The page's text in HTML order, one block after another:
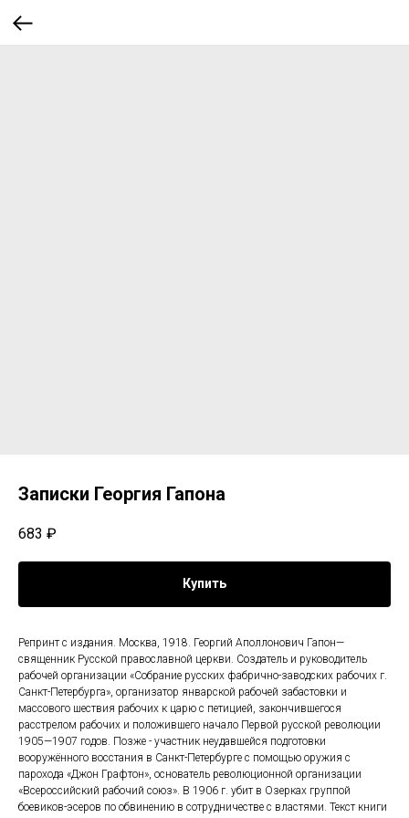
Записки Георгия Гапона
683 ₽
Купить
Репринт с издания. Москва, 1918. Георгий Аполлонович Гапон—
священник Русской православной церкви. Создатель и руководитель
рабочей организации «Собрание русских фабрично-заводских рабочих г.
Санкт-Петербурга», организатор январской рабочей забастовки и
массового шествия рабочих к царю с петицией, закончившегося
расстрелом рабочих и положившего начало Первой русской революции
1905—1907 годов. Позже - участник неудавшейся подготовки
вооружённого восстания в Санкт-Петербурге с помощью оружия с
парохода «Джон Графтон», основатель революционной организации
«Всероссийский рабочий союз». В 1906 г. убит в Озерках группой
боевиков-эсеров по обвинению в сотрудничестве с властями. Текст книги